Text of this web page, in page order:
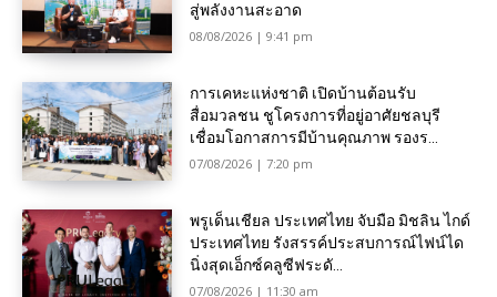
สู่พลังงานสะอาด
08/08/2026 | 9:41 pm
การเคหะแห่งชาติ เปิดบ้านต้อนรับ
สื่อมวลชน ชูโครงการที่อยู่อาศัยชลบุรี
เชื่อมโอกาสการมีบ้านคุณภาพ รองร...
07/08/2026 | 7:20 pm
พรูเด็นเชียล ประเทศไทย จับมือ มิชลิน ไกด์
ประเทศไทย รังสรรค์ประสบการณ์ไฟน์ได
นิ่งสุดเอ็กซ์คลูซีฟระดั...
07/08/2026 | 11:30 am